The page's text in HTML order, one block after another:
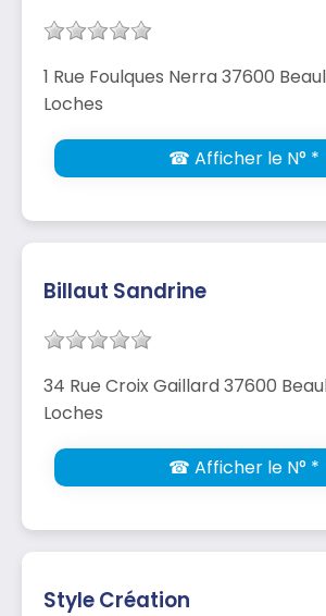
1 Rue Foulques Nerra 37600
Loches
☎ Afficher le N° *
Billaut Sandrine
34 Rue Croix Gaillard 37600
Loches
☎ Afficher le N° *
Style Création